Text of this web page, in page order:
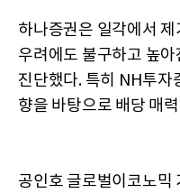
하나증권은 일각에서
우려에도 불구하고 높
진단했다. 특히 NH투자
향을 바탕으로 배당 매
공인호 글로벌이코노